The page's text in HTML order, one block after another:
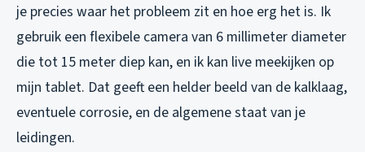
je precies waar het probleem zit en hoe erg het is. Ik
gebruik een flexibele camera van 6 millimeter diameter
die tot 15 meter diep kan, en ik kan live meekijken op
mijn tablet. Dat geeft een helder beeld van de kalklaag,
eventuele corrosie, en de algemene staat van je
leidingen.